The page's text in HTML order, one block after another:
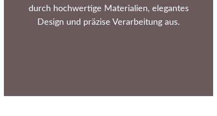
durch hochwertige Materialien, elegantes
Design und präzise Verarbeitung aus.